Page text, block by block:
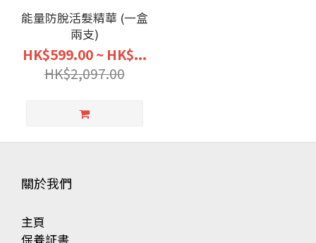
能量防脫活髮精華 (一盒
兩支)
HK$599.00 ~ HK$...
HK$2,097.00
關於我們
主頁